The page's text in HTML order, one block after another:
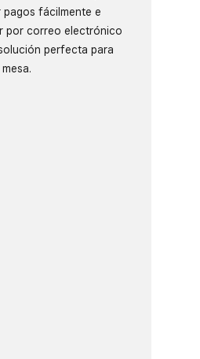
pagos fácilmente e
por correo electrónico
perfecta para